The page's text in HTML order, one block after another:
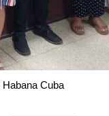
Habana Cuba